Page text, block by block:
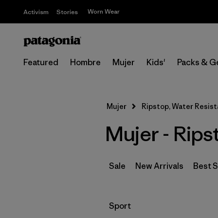
Activism Stories Worn Wear
Featured Hombre Mujer Kids' Packs &
Mujer Ripstop, Water
Mujer -
Sale New Arrivals Best
Filtrar por
Sport